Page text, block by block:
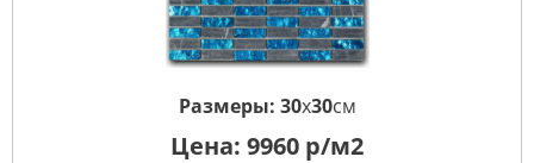
Размеры: 30x30см
Цена: 9960 р/м2